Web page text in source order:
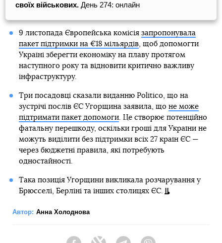
своїх військових. День 274: онлайн
9 листопада Європейська комісія запропонувала
пакет підтримки на €18 мільярдів, щоб допомогти
Україні зберегти економіку на плаву протягом
наступного року та відновити критично важливу
інфраструктуру.
Три посадовці сказали виданню Politico, що на
зустрічі послів ЄС Угорщина заявила, що не може
підтримати пакет допомоги. Це створює потенційно
фатальну перешкоду, оскільки гроші для України не
можуть виділити без підтримки всіх 27 країн ЄС —
через бюджетні правила, які потребують
одностайності.
Така позиція Угорщини викликала розчарування у
Брюсселі, Берліні та інших столицях ЄС.
Автор: Анна Холоднова